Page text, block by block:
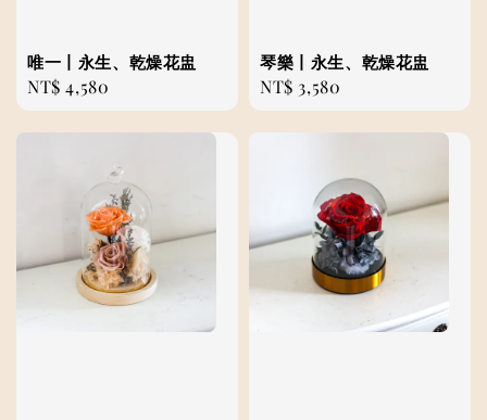
唯一丨永生、乾燥花盅
Regular
price
NT$ 4,580
琴樂丨永生、乾燥花盅
Regular
price
NT$ 3,580